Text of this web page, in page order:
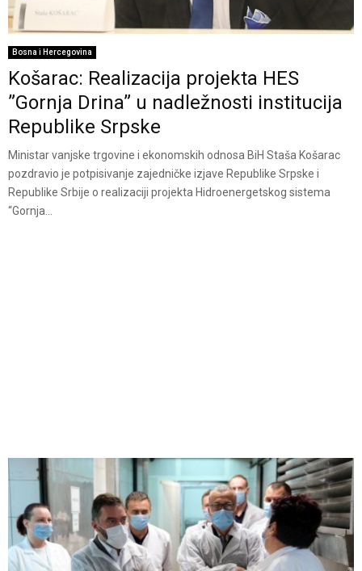
Bosna i Hercegovina
Košarac: Realizacija projekta HES
”Gornja Drina” u nadležnosti institucija
Republike Srpske
Ministar vanjske trgovine i ekonomskih odnosa BiH Staša Košarac
pozdravio je potpisivanje zajedničke izjave Republike Srpske i
Republike Srbije o realizaciji projekta Hidroenergetskog sistema
“Gornja...